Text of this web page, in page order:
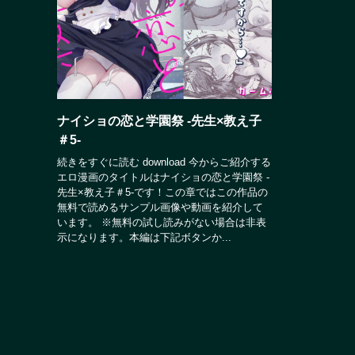
ナイショの恋と学園祭 -先生×教え子
＃5-
続きをすぐに読む download 今からご紹介する
エロ漫画のタイトルはナイショの恋と学園祭 -
先生×教え子＃5-です！この章ではこの作品の
無料で読めるサンプル画像や動画を紹介して
います。 ※無料の試し読みがない場合は非表
示になります。本編は下記ボタンか...